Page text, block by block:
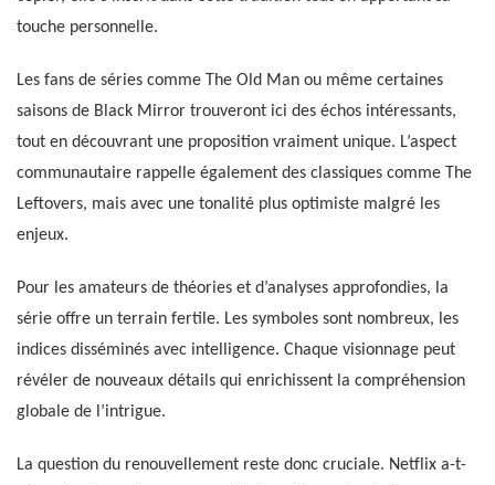
touche personnelle.
Les fans de séries comme The Old Man ou même certaines
saisons de Black Mirror trouveront ici des échos intéressants,
tout en découvrant une proposition vraiment unique. L’aspect
communautaire rappelle également des classiques comme The
Leftovers, mais avec une tonalité plus optimiste malgré les
enjeux.
Pour les amateurs de théories et d’analyses approfondies, la
série offre un terrain fertile. Les symboles sont nombreux, les
indices disséminés avec intelligence. Chaque visionnage peut
révéler de nouveaux détails qui enrichissent la compréhension
globale de l’intrigue.
La question du renouvellement reste donc cruciale. Netflix a-t-